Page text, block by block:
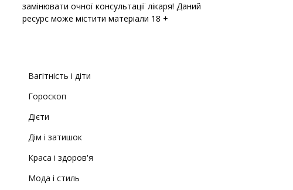
замінювати очної консультації лікаря! Даний
ресурс може містити матеріали 18 +
Вагітність і діти
Гороскоп
Дієти
Дім і затишок
Краса і здоров'я
Мода і стиль